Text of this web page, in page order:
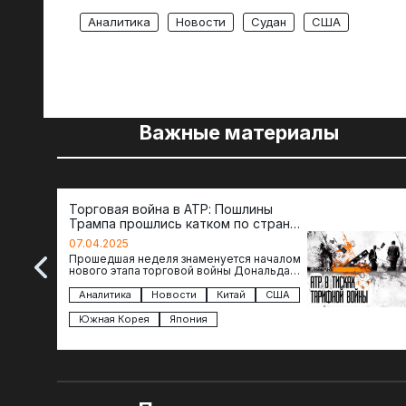
Аналитика Новости Судан США
Важные материалы
Торговая война в АТР: Пошлины
Трампа прошлись катком по странам
региона
07.04.2025
Прошедшая неделя знаменуется началом
нового этапа торговой войны Дональда
импорта из более 100 стран…
Аналитика Новости Китай
США
Южная Корея
Япония